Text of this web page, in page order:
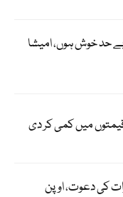
بے حد خوش ہوں، امیشا
میں کمی کر دی
کی دعوت، اوپن